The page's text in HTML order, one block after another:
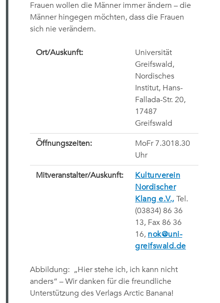
Frauen wollen die Männer immer ändern – die
Männer hingegen möchten, dass die Frauen
sich nie verändern.
Ort/Auskunft:
Universität
Greifswald,
Nordisches
Institut, Hans-
Fallada-Str. 20,
17487
Greifswald
Öffnungszeiten:
MoFr 7.3018.30
Uhr
Mitveranstalter/Auskunft:
Kulturverein
Nordischer
Klang e.V., Tel.
(03834) 86 36
13, Fax 86 36
16, nok@uni-
greifswald.de
Abbildung: „Hier stehe ich, ich kann nicht
anders“ – Wir danken für die freundliche
Unterstützung des Verlags Arctic Banana!